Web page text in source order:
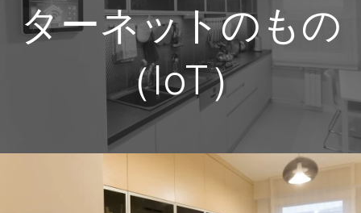
日本
開始する
ターネットのもの
（IoT）